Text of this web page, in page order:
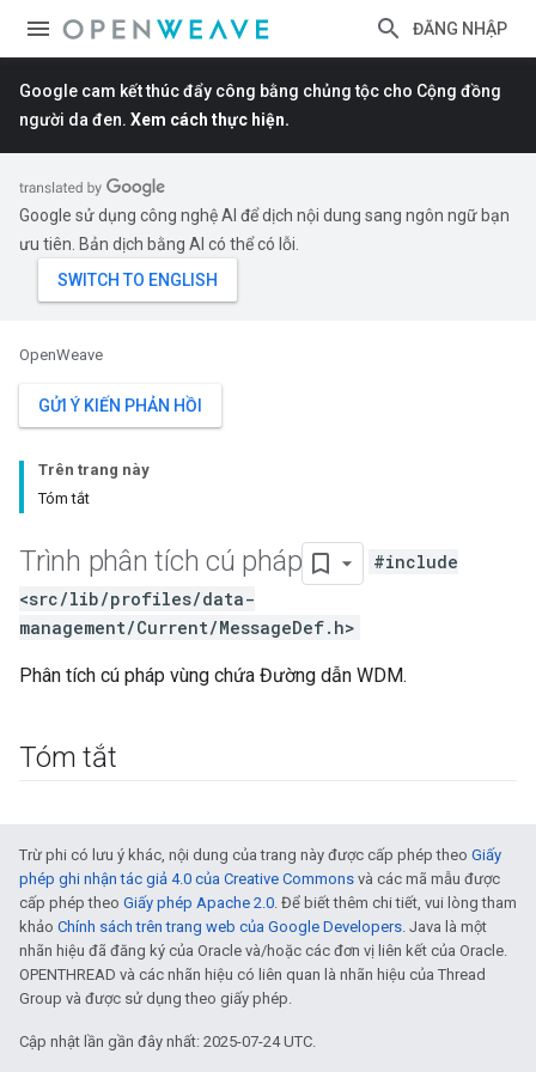
ĐĂNG NHẬP
Google cam kết thúc đẩy công bằng chủng tộc cho Cộng đồng
người da đen. Xem cách thực hiện.
Google sử dụng công nghệ AI để dịch nội dung sang ngôn ngữ bạn
ưu tiên. Bản dịch bằng AI có thể có lỗi.
OpenWeave
GỬI Ý KIẾN PHẢN HỒI
Trên trang này
Tóm tắt
Trình phân tích cú pháp
#include
<src/lib/profiles/data-
management/Current/MessageDef.h>
Phân tích cú pháp vùng chứa Đường dẫn WDM.
Tóm tắt
Trừ phi có lưu ý khác, nội dung của trang này được cấp phép theo Giấy
phép ghi nhận tác giả 4.0 của Creative Commons và các mã mẫu được
cấp phép theo Giấy phép Apache 2.0. Để biết thêm chi tiết, vui lòng tham
khảo Chính sách trên trang web của Google Developers. Java là một
nhãn hiệu đã đăng ký của Oracle và/hoặc các đơn vị liên kết của Oracle.
OPENTHREAD và các nhãn hiệu có liên quan là nhãn hiệu của Thread
Group và được sử dụng theo giấy phép.
Cập nhật lần gần đây nhất: 2025-07-24 UTC.